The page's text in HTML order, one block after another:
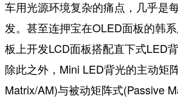
车用光源环境复杂的痛点，几乎是
发。甚至连押宝在OLED面板的韩
板上开发LCD面板搭配直下式LED
除此之外，Mini LED背光的主动矩
Matrix/AM)与被动矩阵式(Passive